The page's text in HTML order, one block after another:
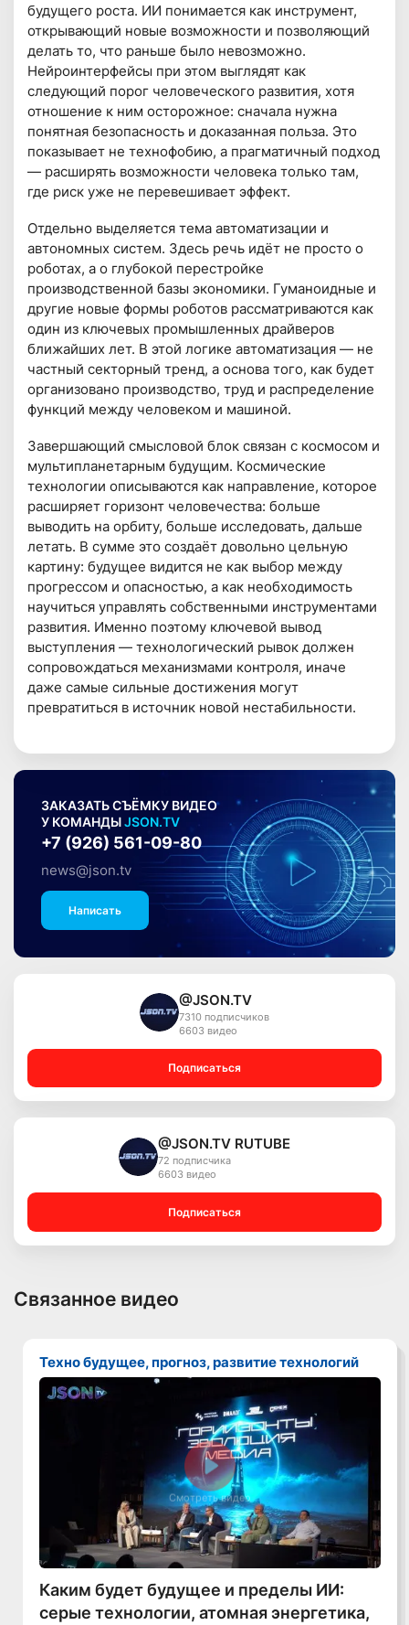
будущего роста. ИИ понимается как инструмент,
открывающий новые возможности и позволяющий
делать то, что раньше было невозможно.
Нейроинтерфейсы при этом выглядят как
следующий порог человеческого развития, хотя
отношение к ним осторожное: сначала нужна
понятная безопасность и доказанная польза. Это
показывает не технофобию, а прагматичный подход
— расширять возможности человека только там,
где риск уже не перевешивает эффект.
Отдельно выделяется тема автоматизации и
автономных систем. Здесь речь идёт не просто о
роботах, а о глубокой перестройке
производственной базы экономики. Гуманоидные и
другие новые формы роботов рассматриваются как
один из ключевых промышленных драйверов
ближайших лет. В этой логике автоматизация — не
частный секторный тренд, а основа того, как будет
организовано производство, труд и распределение
функций между человеком и машиной.
Завершающий смысловой блок связан с космосом и
мультипланетарным будущим. Космические
технологии описываются как направление, которое
расширяет горизонт человечества: больше
выводить на орбиту, больше исследовать, дальше
летать. В сумме это создаёт довольно цельную
картину: будущее видится не как выбор между
прогрессом и опасностью, а как необходимость
научиться управлять собственными инструментами
развития. Именно поэтому ключевой вывод
выступления — технологический рывок должен
сопровождаться механизмами контроля, иначе
даже самые сильные достижения могут
превратиться в источник новой нестабильности.
ЗАКАЗАТЬ СЪЁМКУ ВИДЕО
У КОМАНДЫJSON.TV
+7 (926) 561-09-80
news@json.tv
Написать
@JSON.TV
7310 подписчиков
6603 видео
Подписаться
@JSON.TV RUTUBE
72 подписчика
6603 видео
Подписаться
Связанное видео
Техно будущее, прогноз, развитие технологий
Смотреть видео
Каким будет будущее и пределы ИИ:
серые технологии, атомная энергетика,